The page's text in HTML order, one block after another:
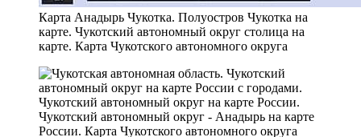
Карта Анадырь Чукотка. Полуостров Чукотка на
карте. Чукотский автономный округ столица на
карте. Карта Чукотского автономного округа